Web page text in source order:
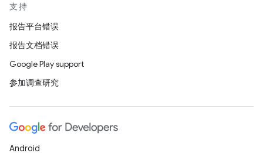
支持
报告平台错误
报告文档错误
Google Play support
参加调查研究
Android